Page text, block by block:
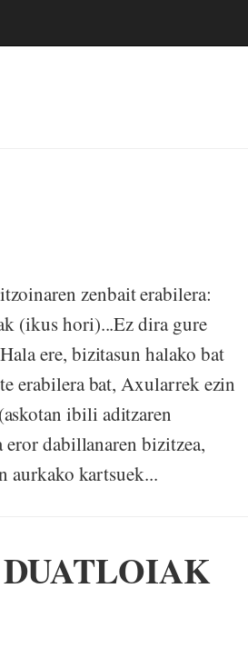
zenbait erabilera:
(ikus hori)...Ez dira gure
ere, bizitasun halako bat
erabilera bat, Axularrek ezin
ibili aditzaren
dabillanaren bizitzea,
aurkako kartsuek...